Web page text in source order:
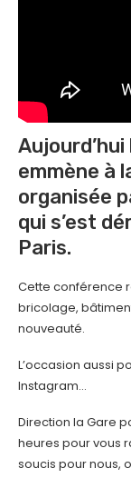
Aujourd’hui
emmène à
organisée
qui s’est
Paris.
Cette conférence
bricolage,
nouveauté.
L’occasion aussi
Instagram…
Direction la Gare
heures pour vous
soucis pour nous,